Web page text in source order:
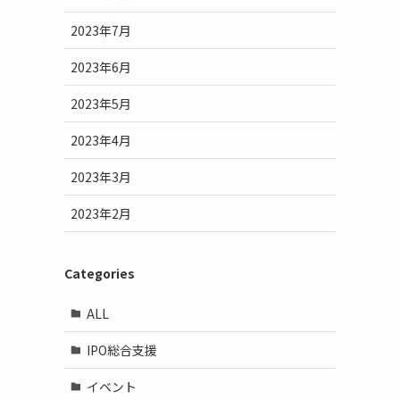
2023年7月
2023年6月
2023年5月
2023年4月
2023年3月
2023年2月
Categories
ALL
IPO総合支援
イベント